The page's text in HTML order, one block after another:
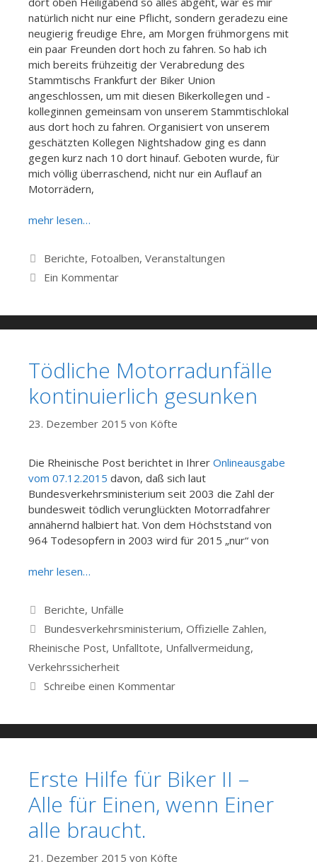
natürlich nicht nur eine Pflicht, sondern geradezu eine
neugierig freudige Ehre, am Morgen frühmorgens mit
ein paar Freunden dort hoch zu fahren. So hab ich
mich bereits frühzeitig der Verabredung des
Stammtischs Frankfurt der Biker Union
angeschlossen, um mit diesen Bikerkollegen und -
kolleginnen gemeinsam von unserem Stammtischlokal
aus dort hoch zu fahren. Organisiert von unserem
geschätzten Kollegen Nightshadow ging es dann
gegen kurz nach 10 dort hinauf. Geboten wurde, für
mich völlig überraschend, nicht nur ein Auflauf an
Motorrädern,
mehr lesen…
Kategorien
Berichte, Fotoalben, Veranstaltungen
Ein Kommentar
Tödliche Motorradunfälle
kontinuierlich gesunken
23. Dezember 2015 von Köfte
Die Rheinische Post berichtet in Ihrer Onlineausgabe
vom 07.12.2015 davon, daß sich laut
Bundesverkehrsministerium seit 2003 die Zahl der
bundesweit tödlich verunglückten Motorradfahrer
annähernd halbiert hat. Von dem Höchststand von
964 Todesopfern in 2003 wird für 2015 „nur“ von
mehr lesen…
Kategorien
Berichte, Unfälle
Schlagwörter
Bundesverkehrsministerium, Offizielle Zahlen,
Rheinische Post, Unfalltote, Unfallvermeidung,
Verkehrssicherheit
Schreibe einen Kommentar
Erste Hilfe für Biker II –
Alle für Einen, wenn Einer
alle braucht.
21. Dezember 2015 von Köfte